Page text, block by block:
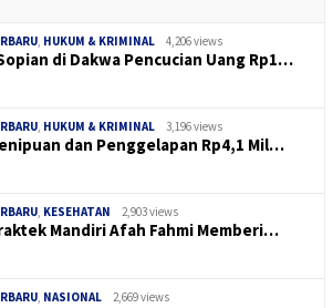
, HUKUM & KRIMINAL 4,206 views
di Dakwa Pencucian Uang Rp1…
, HUKUM & KRIMINAL 3,196 views
dan Penggelapan Rp4,1 Mil…
, KESEHATAN 2,903 views
Mandiri Afah Fahmi Memberi…
, NASIONAL 2,669 views